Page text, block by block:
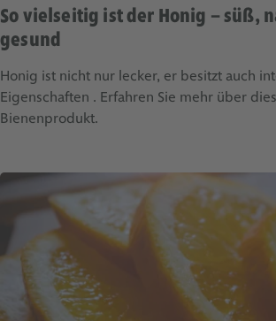
So vielseitig ist der Honig – süß,
gesund
Honig ist nicht nur lecker, er besitzt auch
Eigenschaften . Erfahren Sie mehr über
Bienenprodukt.